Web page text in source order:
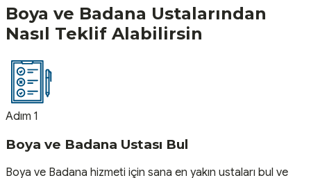
Boya ve Badana Ustalarından
Nasıl Teklif Alabilirsin
Adım 1
Boya ve Badana Ustası Bul
Boya ve Badana hizmeti için sana en yakın ustaları bul ve